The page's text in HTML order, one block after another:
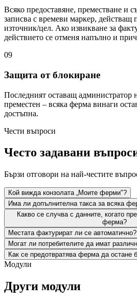
Всяко предоставяне, преместване и
записва с времеви маркер, действащ
източник/цел. Ако извикване за
действието се отменя напълно и
09
Защита от блокиране
Последният оставащ администратор
преместен – всяка ферма винаги
достъпна.
Чести въпроси
Често задавани
Бързи отговори на най-честите
Кой вижда конзолата „Моите ферми"?
Има ли допълнителна такса за всяка
Какво се случва с данните, когато
ферма?
Местата фактурират ли се автоматично?
Могат ли потребителите да имат
Как се предотвратява ферма да остане
Модули
Други модули